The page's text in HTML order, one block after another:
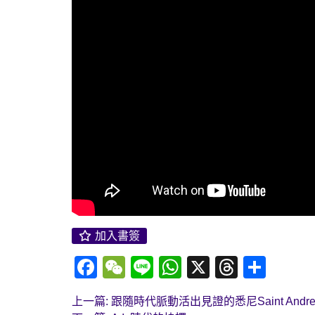
加入書簽
Facebook
WeChat
LineWhatsApp
X Threads
上一篇: 跟隨時代脈動活出見證的悉尼Saint